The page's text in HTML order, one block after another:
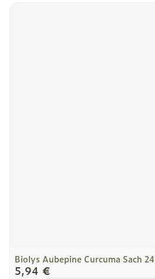
Biolys Aubepine Curcuma Sach 24
5,94 €